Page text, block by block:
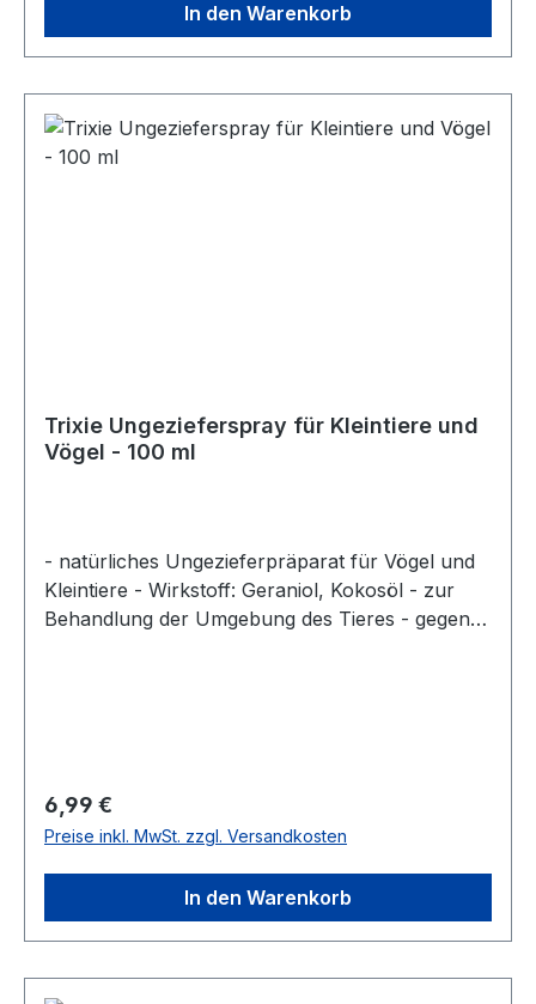
In den Warenkorb
Trixie Ungezieferspray für Kleintiere und
Vögel - 100 ml
- natürliches Ungezieferpräparat für Vögel und
Kleintiere - Wirkstoff: Geraniol, Kokosöl - zur
Behandlung der Umgebung des Tieres - gegen
Regulärer Preis:
6,99 €
Preise inkl. MwSt. zzgl. Versandkosten
In den Warenkorb